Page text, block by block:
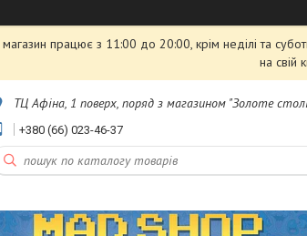
працює з 11:00 до 20:00, крім неділі та
на свій
ТЦ Афіна, 1 поверх, поряд з магазином "Золоте
+380 (66) 023-46-37